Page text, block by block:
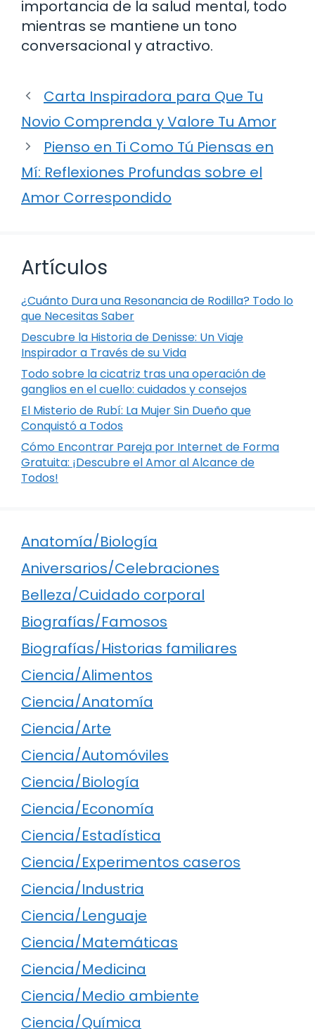
importancia de la salud mental, todo
mientras se mantiene un tono
conversacional y atractivo.
Carta Inspiradora para Que Tu
Novio Comprenda y Valore Tu Amor
Pienso en Ti Como Tú Piensas en
Mí: Reflexiones Profundas sobre el
Amor Correspondido
Artículos
¿Cuánto Dura una Resonancia de Rodilla? Todo lo
que Necesitas Saber
Descubre la Historia de Denisse: Un Viaje
Inspirador a Través de su Vida
Todo sobre la cicatriz tras una operación de
ganglios en el cuello: cuidados y consejos
El Misterio de Rubí: La Mujer Sin Dueño que
Conquistó a Todos
Cómo Encontrar Pareja por Internet de Forma
Gratuita: ¡Descubre el Amor al Alcance de
Todos!
Anatomía/Biología
Aniversarios/Celebraciones
Belleza/Cuidado corporal
Biografías/Famosos
Biografías/Historias familiares
Ciencia/Alimentos
Ciencia/Anatomía
Ciencia/Arte
Ciencia/Automóviles
Ciencia/Biología
Ciencia/Economía
Ciencia/Estadística
Ciencia/Experimentos caseros
Ciencia/Industria
Ciencia/Lenguaje
Ciencia/Matemáticas
Ciencia/Medicina
Ciencia/Medio ambiente
Ciencia/Química